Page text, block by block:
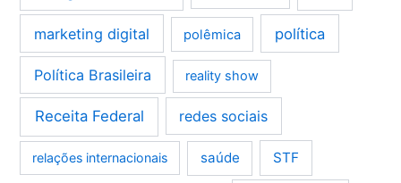
marketing digital polêmica política
Política Brasileira reality show
Receita Federal redes sociais
relações internacionais saúde STF